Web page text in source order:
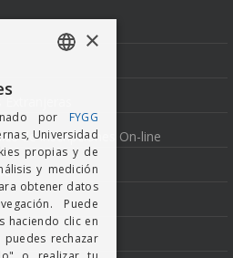
de inscripciones On-line
×
por FYGG
Universidad
propias y de
y medición
obtener datos
Puede
haciendo clic en
rechazar